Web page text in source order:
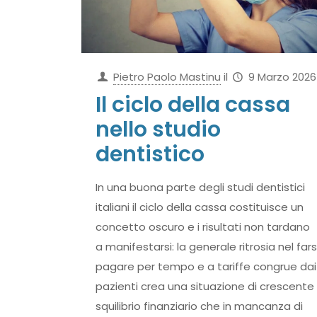
Pietro Paolo Mastinu il 9 Marzo 2026
Il ciclo della cassa
nello studio
dentistico
In una buona parte degli studi dentistici
italiani il ciclo della cassa costituisce un
concetto oscuro e i risultati non tardano
a manifestarsi: la generale ritrosia nel
pagare per tempo e a tariffe congrue dai
pazienti crea una situazione di crescente
squilibrio finanziario che in mancanza di